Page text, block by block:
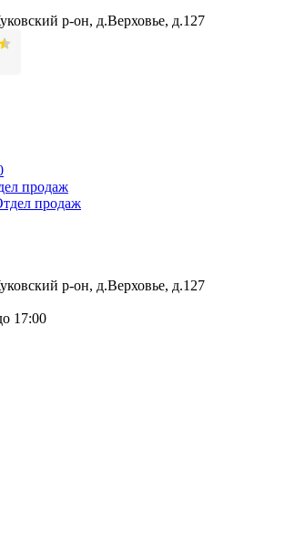
р-он, д.Верховье, д.127
продаж
продаж
р-он, д.Верховье, д.127
17:00